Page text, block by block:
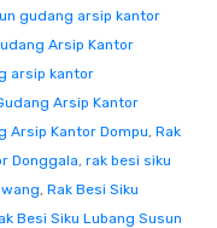
gudang arsip kantor
Arsip Kantor
arsip kantor
Arsip Kantor
Arsip Kantor Dompu, Rak
Donggala, rak besi siku
, Rak Besi Siku
Besi Siku Lubang Susun